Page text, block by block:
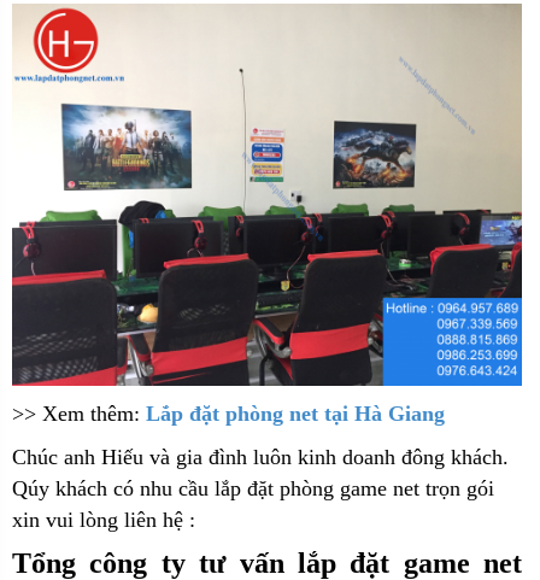
>> Xem thêm: Lắp đặt phòng net tại Hà Giang
Chúc anh Hiếu và gia đình luôn kinh doanh đông khách.
Qúy khách có nhu cầu lắp đặt phòng game net trọn gói
xin vui lòng liên hệ :
Tổng công ty tư vấn lắp đặt game net